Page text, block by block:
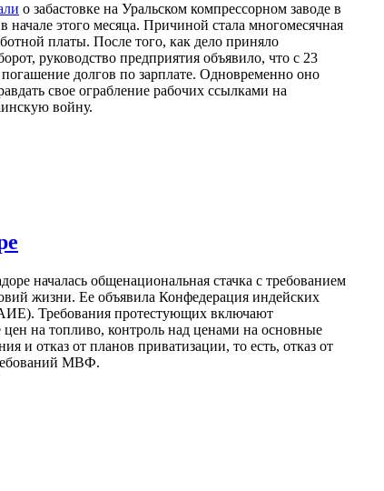
о забастовке на Уральском компрессорном заводе в
начале этого месяца. Причиной стала многомесячная
платы. После того, как дело приняло
руководство предприятия объявило, что с 23
долгов по зарплате. Одновременно оно
свое ограбление рабочих ссылками на
войну.
началась общенациональная стачка с требованием
жизни. Ее объявила Конфедерация индейских
Требования протестующих включают
на топливо, контроль над ценами на основные
и отказ от планов приватизации, то есть, отказ от
МВФ.